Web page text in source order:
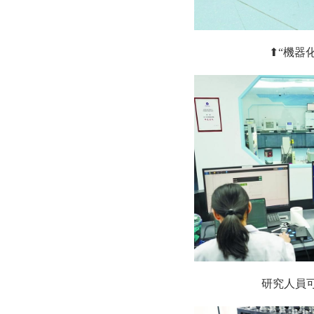
⬆“機器
研究人員